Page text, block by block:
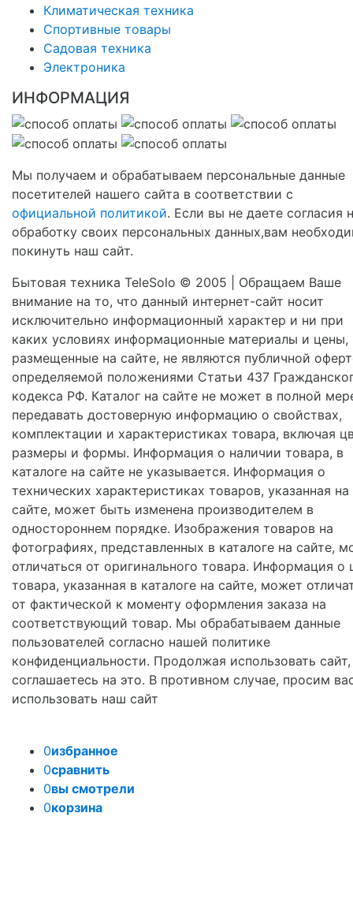
Климатическая техника
Спортивные товары
Садовая техника
Электроника
ИНФОРМАЦИЯ
Мы получаем и обрабатываем персональные данные
посетителей нашего сайта в соответствии с
официальной политикой. Если вы не даете согласия
обработку своих персональных данных,вам
покинуть наш сайт.
Бытовая техника TeleSolo © 2005 | Обращаем Ваше
внимание на то, что данный интернет-сайт носит
исключительно информационный характер и ни при
каких условиях информационные материалы и цены,
размещенные на сайте, не являются публичной
определяемой положениями Статьи 437
кодекса РФ. Каталог на сайте не может в полной
передавать достоверную информацию о свойствах,
комплектации и характеристиках товара, включая
размеры и формы. Информация о наличии товара, в
каталоге на сайте не указывается. Информация о
технических характеристиках товаров, указанная на
сайте, может быть изменена производителем в
одностороннем порядке. Изображения товаров на
фотографиях, представленных в каталоге на сайте,
отличаться от оригинального товара. Информация о
товара, указанная в каталоге на сайте, может
от фактической к моменту оформления заказа на
соответствующий товар. Мы обрабатываем данные
пользователей согласно нашей политике
конфиденциальности. Продолжая использовать
соглашаетесь на это. В противном случае, просим
использовать наш сайт
0избранное
0сравнить
0вы смотрели
0корзина